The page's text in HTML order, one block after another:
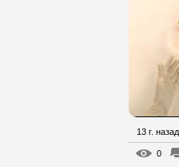
13 г. назад
0